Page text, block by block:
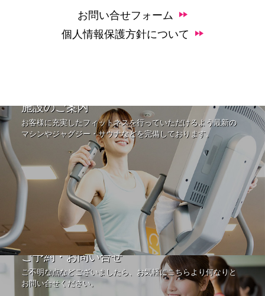
お問い合せフォーム
個人情報保護方針について
施設のご案内
お客様に充実したフィットネスを行っていただけるよう最新の
マシンやジャグジー・サウナなどを完備しております。
ご予約・お問い合せ
ご不明な点などございましたら、お気軽にこちらより何なりと
お問い合せください。